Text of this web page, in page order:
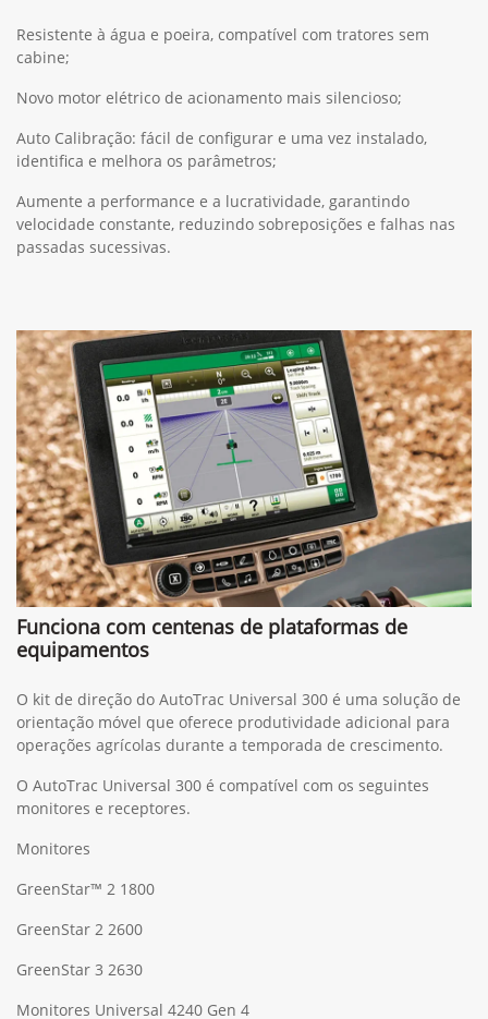
Resistente à água e poeira, compatível com tratores sem
cabine;
Novo motor elétrico de acionamento mais silencioso;
Auto Calibração: fácil de configurar e uma vez instalado,
identifica e melhora os parâmetros;
Aumente a performance e a lucratividade, garantindo
velocidade constante, reduzindo sobreposições e falhas nas
passadas sucessivas.
Funciona com centenas de plataformas de
equipamentos
O kit de direção do AutoTrac Universal 300 é uma solução de
orientação móvel que oferece produtividade adicional para
operações agrícolas durante a temporada de crescimento.
O AutoTrac Universal 300 é compatível com os seguintes
monitores e receptores.
Monitores
GreenStar™ 2 1800
GreenStar 2 2600
GreenStar 3 2630
Monitores Universal 4240 Gen 4